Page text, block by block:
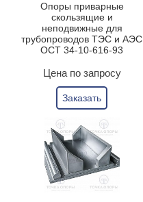
Опоры приварные
скользящие и
неподвижные для
трубопроводов ТЭС и АЭС
ОСТ 34-10-616-93
Цена по запросу
Заказать